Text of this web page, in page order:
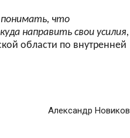
что
направить свои усилия,
области по внутренней
Александр Новиков